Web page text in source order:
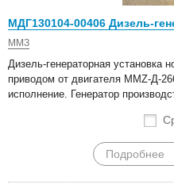
МДГ130104-00406 Дизель-
ММЗ
Дизель-генераторная установка
приводом от двигателя MMZ-Д-
исполнение. Генератор
Подробнее